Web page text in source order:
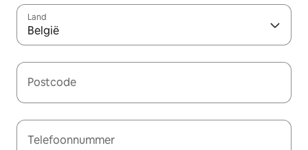
Land
België
Postcode
Telefoonnummer